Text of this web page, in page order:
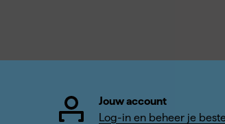
Jouw account
Log-in en beheer je